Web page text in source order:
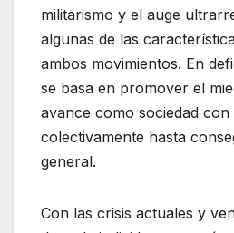
militarismo y el auge
algunas de las
ambos movimientos. En
se basa en promover el
avance como sociedad
colectivamente hasta
general.
Con las crisis actuales y